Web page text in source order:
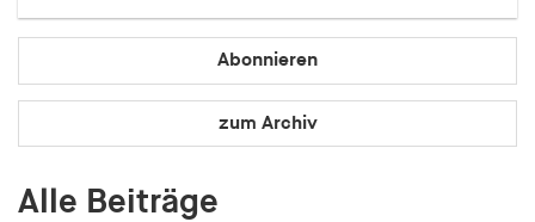
Abonnieren
zum Archiv
Alle Beiträge
Speichert den Zustimmungsstatus des Benutzers
für Cookies auf der aktuellen Domäne.
fe_typo_user